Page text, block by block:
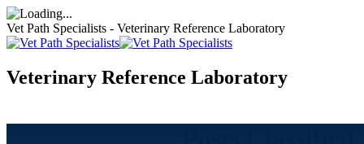
Vet Path Specialists - Veterinary Reference Laboratory
Veterinary Reference Laboratory